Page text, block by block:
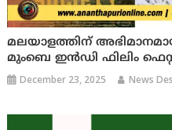
മലയാളത്തിന്
മുംബെ ഇൻഡി ഫിലിം
December 23, 2025 News